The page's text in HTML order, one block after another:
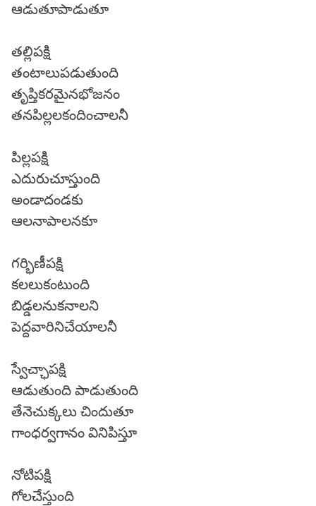
ఆడుతూపాడుతూ
తల్లిపక్షి
తంటాలుపడుతుంది
తృప్తికరమైనభోజనం
తనపిల్లలకందించాలనీ
పిల్లపక్షి
ఎదురుచూస్తుంది
అండాదండకు
ఆలనాపాలనకూ
గర్భిణీపక్షి
కలలుకంటుంది
బిడ్డలనుకనాలని
పెద్దవారినిచేయాలనీ
స్వేచ్ఛాపక్షి
ఆడుతుంది పాడుతుంది
తేనెచుక్కలు చిందుతూ
గాంధర్వగానం వినిపిస్తూ
నోటిపక్షి
గోలచేస్తుంది